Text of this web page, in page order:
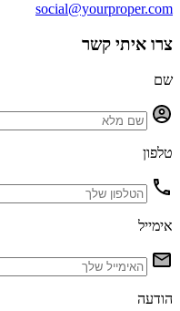
social@yourproper.com
צרו איתי קשר
שם
טלפון
אימייל
הודעה